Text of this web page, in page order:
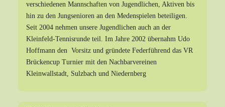
verschiedenen Mannschaften von Jugendlichen, Aktiven bis
hin zu den Jungsenioren an den Medenspielen beteiligen.
Seit 2004 nehmen unsere Jugendlichen auch an der
Kleinfeld-Tennisrunde teil. Im Jahre 2002 übernahm Udo
Hoffmann den Vorsitz und gründete Federführend das VR
Brückencup Turnier mit den Nachbarvereinen
Kleinwallstadt, Sulzbach und Niedernberg